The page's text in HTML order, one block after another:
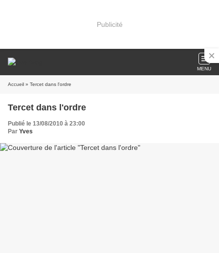
Publicité
MENU
Accueil » Tercet dans l'ordre
Tercet dans l'ordre
Publié le 13/08/2010 à 23:00
Par Yves